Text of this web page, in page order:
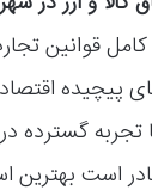
قوانین
پیچیده
تجربه گسترده
است بهترین